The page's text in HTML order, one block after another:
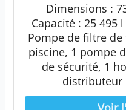
Dimensions :
Capacité : 25 495
Pompe de filtre de
piscine, 1 pompe
de sécurité, 1
distributeur